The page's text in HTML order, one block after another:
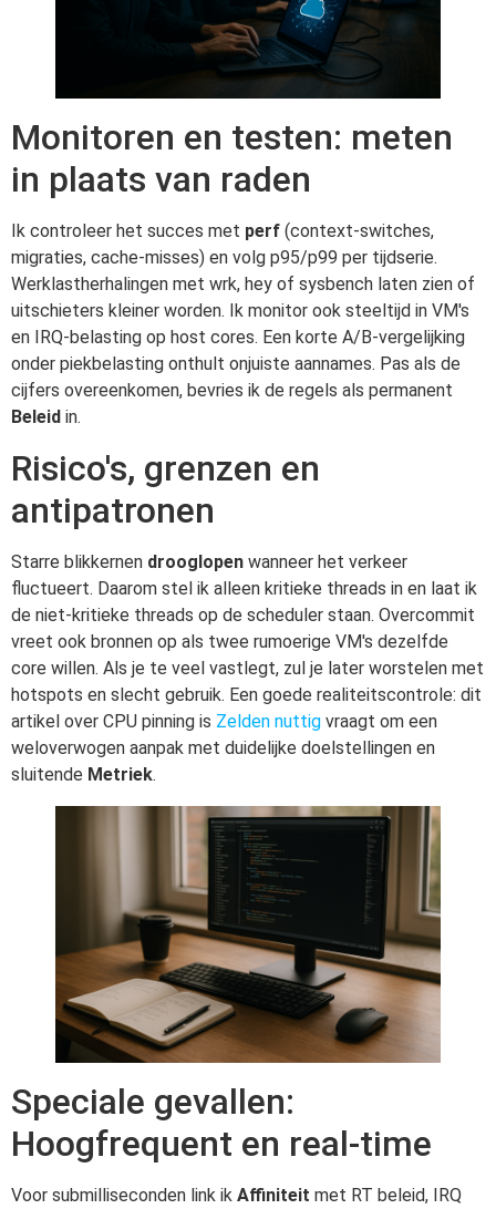
Monitoren en testen: meten
in plaats van raden
Ik controleer het succes met perf (context-switches,
migraties, cache-misses) en volg p95/p99 per tijdserie.
Werklastherhalingen met wrk, hey of sysbench laten zien of
uitschieters kleiner worden. Ik monitor ook steeltijd in VM's
en IRQ-belasting op host cores. Een korte A/B-vergelijking
onder piekbelasting onthult onjuiste aannames. Pas als de
cijfers overeenkomen, bevries ik de regels als permanent
Beleid in.
Risico's, grenzen en
antipatronen
Starre blikkernen drooglopen wanneer het verkeer
fluctueert. Daarom stel ik alleen kritieke threads in en laat ik
de niet-kritieke threads op de scheduler staan. Overcommit
vreet ook bronnen op als twee rumoerige VM's dezelfde
core willen. Als je te veel vastlegt, zul je later worstelen met
hotspots en slecht gebruik. Een goede realiteitscontrole: dit
artikel over CPU pinning is Zelden nuttig vraagt om een
weloverwogen aanpak met duidelijke doelstellingen en
sluitende Metriek.
Speciale gevallen:
Hoogfrequent en real-time
Voor submilliseconden link ik Affiniteit met RT beleid, IRQ